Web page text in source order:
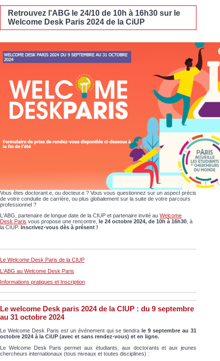
Retrouvez l'ABG le 24/10 de 10h à 16h30 sur le
Welcome Desk Paris 2024 de la CiUP
Vous êtes doctorant.e, ou docteur.e ? Vous vous questionnez sur un aspect précis
de votre conduite de carrière, ou plus globalement sur la suite de votre parcours
professionnel ?
L'ABG, partenaire de longue date de la CIUP et partenaire invité au Welcome
Desk Paris vous propose une rencontre, le 24 octobre 2024, de 10h à 16h30 , à
la CIUP.
Inscrivez-vous dès à présent !
Le Welcome Desk Paris de la CIUP
L'ABG au Welcome Desk Paris
Informations pratiques et Inscription
Le welcome Desk paris 2024 de la CIUP : du 9 septembre
au 31 octobre 2024
Le Welcome Desk Paris est un événement qui se tiendra le 9 septembre au 31
octobre 2024 à la CiUP (avec et sans rendez-vous) et en ligne.
Le Welcome Desk Paris permet aux étudiants, aux doctorants et aux jeunes
chercheurs internationaux (tous niveaux et toutes disciplines) :